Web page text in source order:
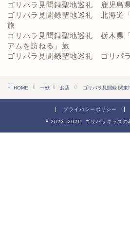
ゴリパラ見聞録聖地巡礼 鹿児島
ゴリパラ見聞録聖地巡礼 北海道
旅
ゴリパラ見聞録聖地巡礼 栃木県
アムを訪ねる」旅
ゴリパラ見聞録聖地巡礼 ゴリパ
HOME 一献 お店 ゴリパラ見聞録 関東
プライバシーポリシー
2023–2026 ゴリパラキッズの